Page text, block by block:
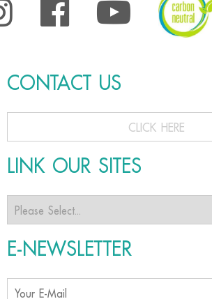
CONTACT US
CLICK HERE
LINK OUR SITES
E-NEWSLETTER